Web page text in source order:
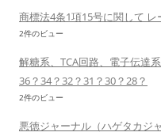
商標法4条1項15号に関して
2件のビュー
解糖系、TCA回路、電子伝達
36？34？32？31？30？28？
2件のビュー
悪徳ジャーナル（ハゲタカジ